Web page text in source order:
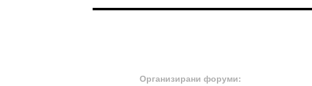
Организирани форуми: